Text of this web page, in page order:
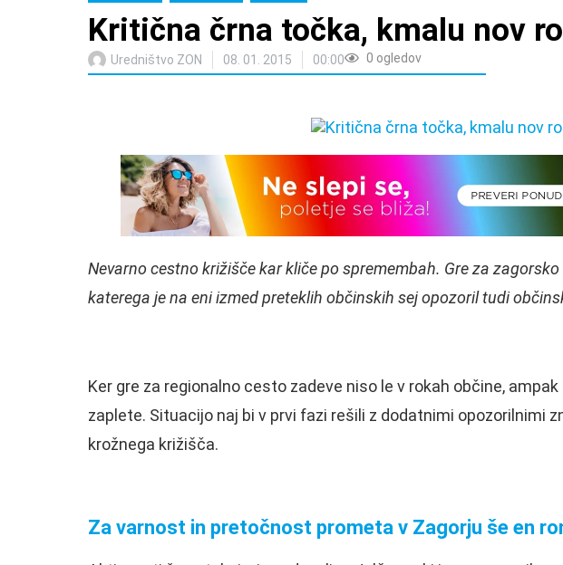
Kritična črna točka, kmalu nov
Uredništvo ZON 08. 01. 2015 00:00 0 ogledov
Nevarno cestno križišče kar kliče po spremembah. Gre za
katerega je na eni izmed preteklih občinskih sej opozoril tudi
Ker gre za regionalno cesto zadeve niso le v rokah občine,
zaplete. Situacijo naj bi v prvi fazi rešili z dodatnimi opozorilnimi
krožnega križišča.
Za varnost in pretočnost prometa v Zagorju še en